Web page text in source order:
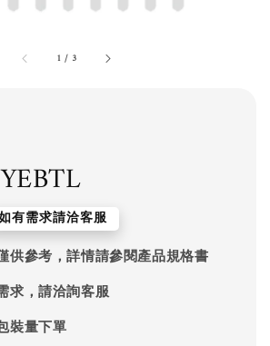
1 / 3
有需求請洽客服
供參考，詳情請參閱產品規格書
求，請洽詢客服
裝量下單